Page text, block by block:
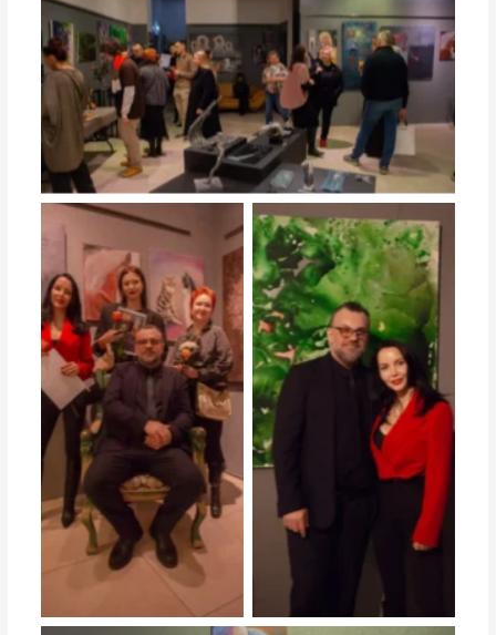
студийная выставка работ
студийная выставка работ студийная выставка работ